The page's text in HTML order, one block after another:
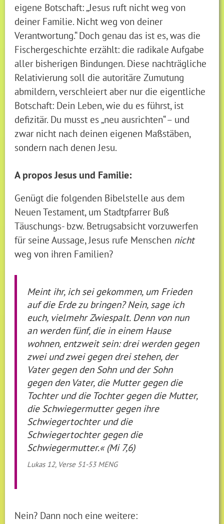
eigene Botschaft: „Jesus ruft nicht weg von
deiner Familie. Nicht weg von deiner
Verantwortung.“ Doch genau das ist es, was die
Fischergeschichte erzählt: die radikale Aufgabe
aller bisherigen Bindungen. Diese nachträgliche
Relativierung soll die autoritäre Zumutung
abmildern, verschleiert aber nur die eigentliche
Botschaft: Dein Leben, wie du es führst, ist
defizitär. Du musst es „neu ausrichten“ – und
zwar nicht nach deinen eigenen Maßstäben,
sondern nach denen Jesu.
A propos Jesus und Familie:
Genügt die folgenden Bibelstelle aus dem
Neuen Testament, um Stadtpfarrer Buß
Täuschungs- bzw. Betrugsabsicht vorzuwerfen
für seine Aussage, Jesus rufe Menschen nicht
weg von ihren Familien?
Meint ihr, ich sei gekommen, um Frieden
auf die Erde zu bringen? Nein, sage ich
euch, vielmehr Zwiespalt. Denn von nun
an werden fünf, die in einem Hause
wohnen, entzweit sein: drei werden gegen
zwei und zwei gegen drei stehen, der
Vater gegen den Sohn und der Sohn
gegen den Vater, die Mutter gegen die
Tochter und die Tochter gegen die Mutter,
die Schwiegermutter gegen ihre
Schwiegertochter und die
Schwiegertochter gegen die
Schwiegermutter.« (Mi 7,6)
Lukas 12, Verse 51-53 MENG
Nein? Dann noch eine weitere: